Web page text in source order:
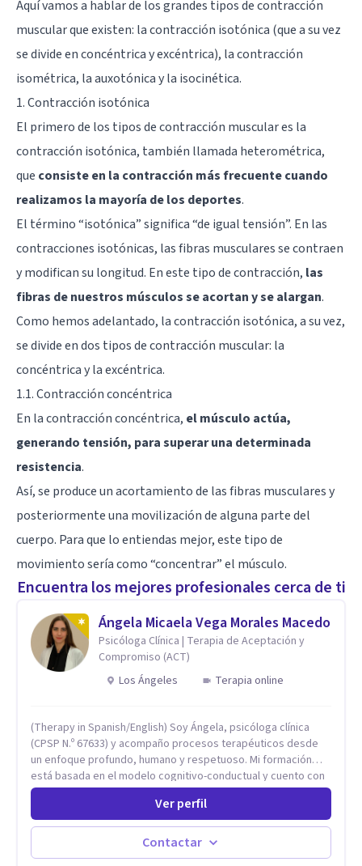
Aquí vamos a hablar de los grandes tipos de contracción
muscular que existen: la contracción isotónica (que a su vez
se divide en concéntrica y excéntrica), la contracción
isométrica, la auxotónica y la isocinética.
1. Contracción isotónica
El primero de los tipos de contracción muscular es la
contracción isotónica, también llamada heterométrica,
que consiste en la contracción más frecuente cuando
realizamos la mayoría de los deportes.
El término “isotónica” significa “de igual tensión”. En las
contracciones isotónicas, las fibras musculares se contraen
y modifican su longitud. En este tipo de contracción, las
fibras de nuestros músculos se acortan y se alargan.
Como hemos adelantado, la contracción isotónica, a su vez,
se divide en dos tipos de contracción muscular: la
concéntrica y la excéntrica.
1.1. Contracción concéntrica
En la contracción concéntrica, el músculo actúa,
generando tensión, para superar una determinada
resistencia.
Así, se produce un acortamiento de las fibras musculares y
posteriormente una movilización de alguna parte del
cuerpo. Para que lo entiendas mejor, este tipo de
movimiento sería como “concentrar” el músculo.
Encuentra los mejores profesionales cerca de ti
Ángela Micaela Vega Morales Macedo
Psicóloga Clínica | Terapia de Aceptación y
Compromiso (ACT)
Los Ángeles
Terapia online
(Therapy in Spanish/English) Soy Ángela, psicóloga clínica
(CPSP N.º 67633) y acompaño procesos terapéuticos desde
un enfoque profundo, humano y respetuoso. Mi formación
está basada en el modelo cognitivo-conductual y cuento con
especialización en Terapia de Aceptación y Compromiso
(ACT), formada en Fundación Foro, Argentina. Estos estudios,
junto con mi desarrollo profesional, me han permitido
construir una base sólida desde la cual acompaño cada
proceso con sensibilidad, criterio clínico y una mirada
Ver perfil
Contactar